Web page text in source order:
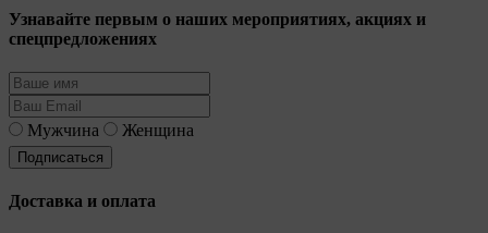
Узнавайте первым о наших мероприятиях, акциях и
спецпредложениях
Мужчина Женщина
Доставка и оплата